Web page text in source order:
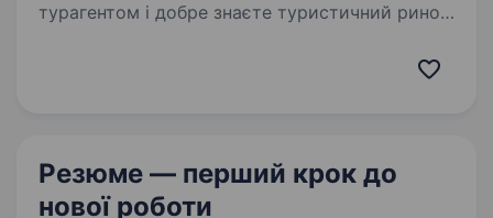
турагентом і добре знаєте туристичний ринок.
Резюме — перший крок до
нової роботи